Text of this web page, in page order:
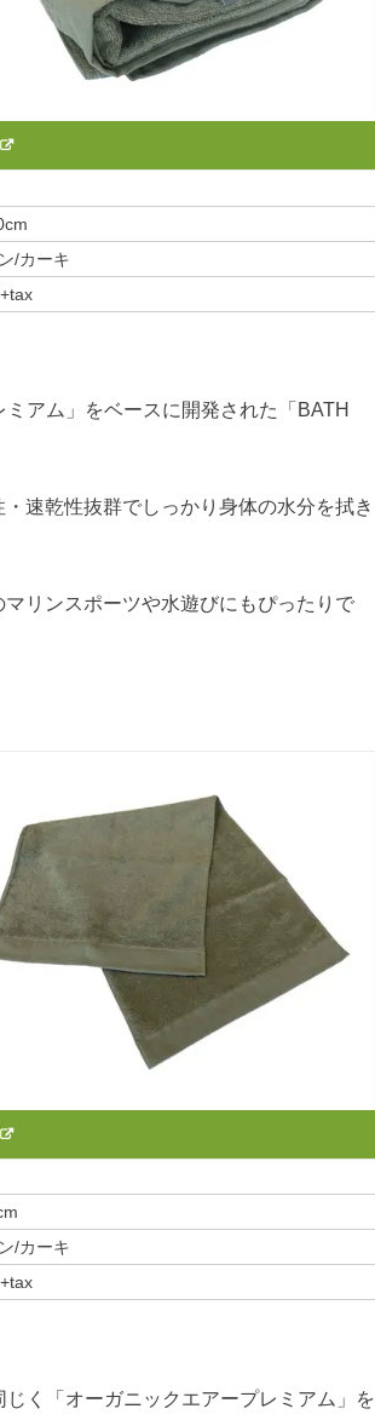
/カーキ
アム」をベースに開発された「BATH
速乾性抜群でしっかり身体の水分を拭き
リンスポーツや水遊びにもぴったりで
/カーキ
く「オーガニックエアープレミアム」を